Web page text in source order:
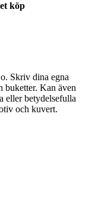
köp
Skriv dina egna
buketter. Kan även
eller betydelsefulla
och kuvert.